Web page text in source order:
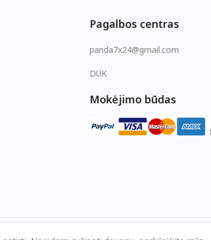
Pagalbos centras
panda7x24@gmail.com
DUK
Mokėjimo būdas